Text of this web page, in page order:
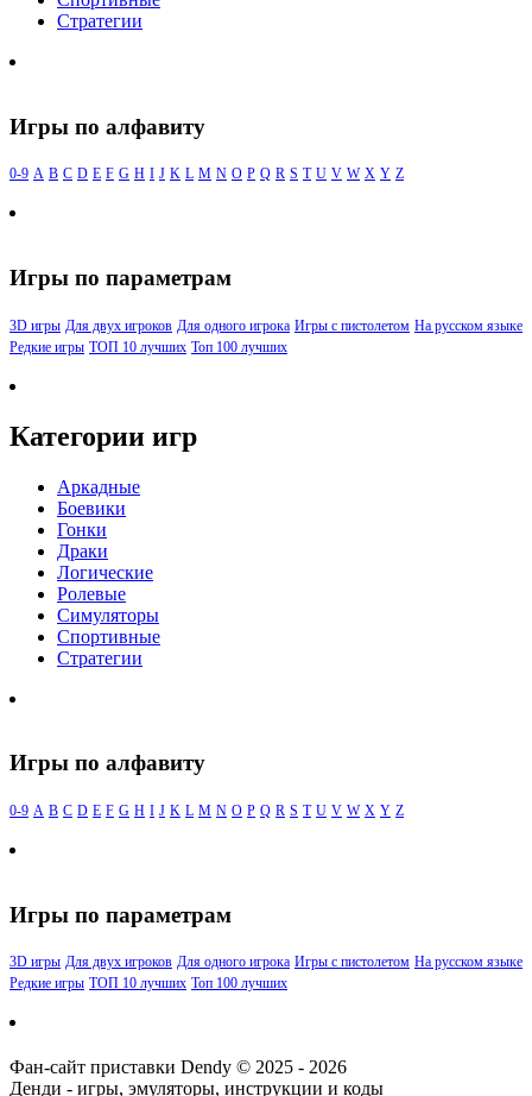
Стратегии
Игры по алфавиту
0-9 A B C D E F G H I J K L M N O P Q R S T U V W X Y Z
Игры по параметрам
3D игры Для двух игроков Для одного игрока Игры с пистолетом На русском языке
Редкие игры ТОП 10 лучших Топ 100 лучших
Категории игр
Аркадные
Боевики
Гонки
Драки
Логические
Ролевые
Симуляторы
Спортивные
Стратегии
Игры по алфавиту
0-9 A B C D E F G H I J K L M N O P Q R S T U V W X Y Z
Игры по параметрам
3D игры Для двух игроков Для одного игрока Игры с пистолетом На русском языке
Редкие игры ТОП 10 лучших Топ 100 лучших
Фан-сайт приставки Dendy © 2025 - 2026
Денди - игры, эмуляторы, инструкции и коды